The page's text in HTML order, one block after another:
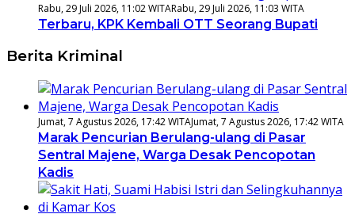
Rabu, 29 Juli 2026, 11:02 WITARabu, 29 Juli 2026, 11:03 WITA
Terbaru, KPK Kembali OTT Seorang Bupati
Berita Kriminal
Jumat, 7 Agustus 2026, 17:42 WITAJumat, 7 Agustus 2026, 17:42 WITA
Marak Pencurian Berulang-ulang di Pasar
Sentral Majene, Warga Desak Pencopotan
Kadis